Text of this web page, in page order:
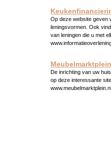
Op deze website geven
leningsvormen. Ook
van leningen die u met
Meubelmarktplein
De inrichting van uw
op deze interessante site.
www.meubelmarktplein.nl